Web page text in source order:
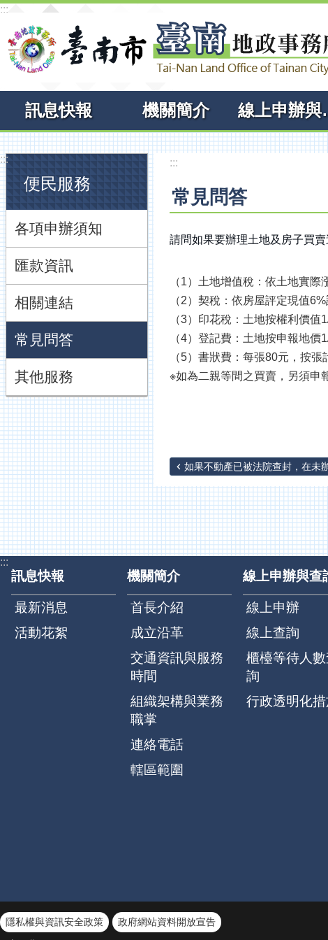
跳到主要內容區塊
:::
訊息快報 機關簡介 線
:::
便民服務
各項申辦須知
匯款資訊
相關連結
常見問答
其他服務
:::
常見問答
請問如果要辦理土地及房子買
（1）土地增值稅：依土地實際
（2）契稅：依房屋評定現值6%
（3）印花稅：土地按權利價值
（4）登記費：土地按申報地價
（5）書狀費：每張80元，按張
※如為二親等間之買賣，另須申
如果不動產已被法院查封，在未辦
:::
訊息快報
最新消息
活動花絮
機關簡介
首長介紹
成立沿革
交通資訊與服務
時間
組織架構與業務
職掌
連絡電話
轄區範圍
線上申辦與查
線上申辦
線上查詢
櫃檯等待人數
詢
行政透明化
隱私權與資訊安全政策
政府網站資料開放宣告